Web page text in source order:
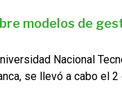
modelos de
Nacional
se llevó a cabo el